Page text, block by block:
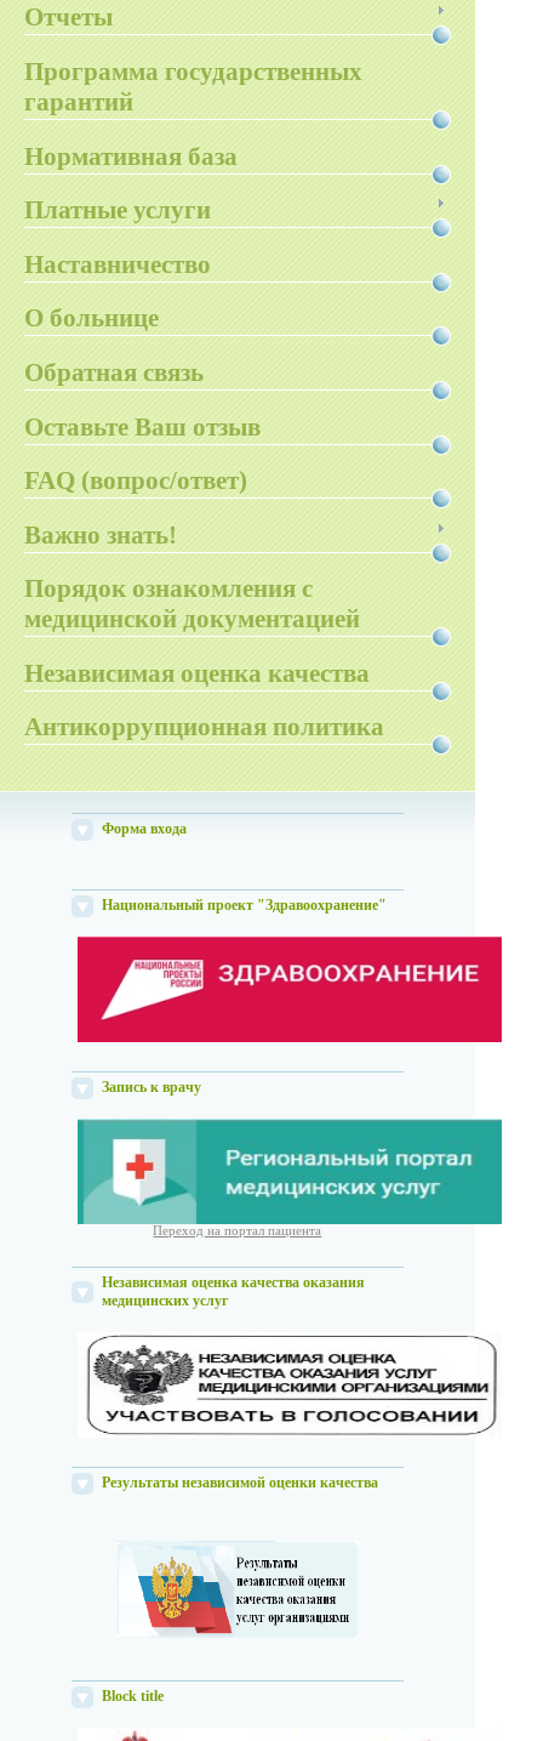
Отчеты
Программа государственных
гарантий
Нормативная база
Платные услуги
Наставничество
О больнице
Обратная связь
Оставьте Ваш отзыв
FAQ (вопрос/ответ)
Важно знать!
Порядок ознакомления с
медицинской документацией
Независимая оценка качества
Антикоррупционная политика
Форма входа
Национальный проект "Здравоохранение"
Запись к врачу
Переход на портал пациента
Независимая оценка качества оказания
медицинских услуг
Результаты независимой оценки качества
Block title